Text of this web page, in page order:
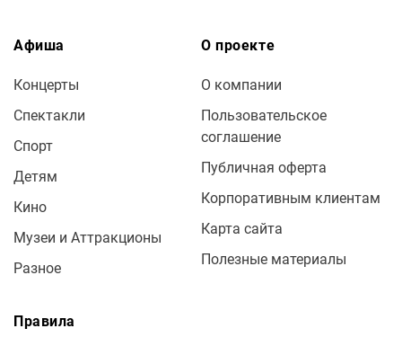
Афиша
Концерты
Спектакли
Спорт
Детям
Кино
Музеи и Аттракционы
Разное
О проекте
О компании
Пользовательское
соглашение
Публичная оферта
Корпоративным клиентам
Карта сайта
Полезные материалы
Правила